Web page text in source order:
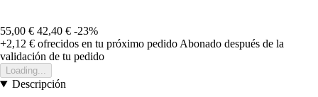
55,00 € 42,40 € -23%
+2,12 € ofrecidos en tu próximo pedido Abonado después de la
validación de tu pedido
Loading...
Descripción